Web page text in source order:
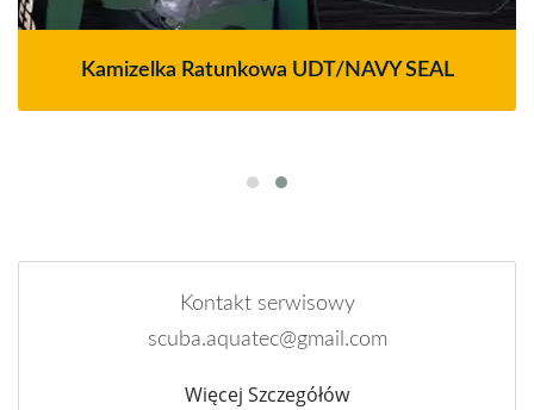
Kamizelka Ratunkowa UDT/NAVY SEAL
Kontakt serwisowy
scuba.aquatec@gmail.com
Więcej Szczegółów